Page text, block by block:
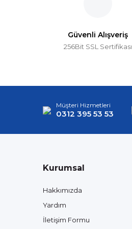
Güvenli Alışveriş
256Bit SSL Sertifikası
Müşteri Hizmetleri
0312 395 53 53
Kurumsal
Hakkımızda
Yardım
İletişim Formu